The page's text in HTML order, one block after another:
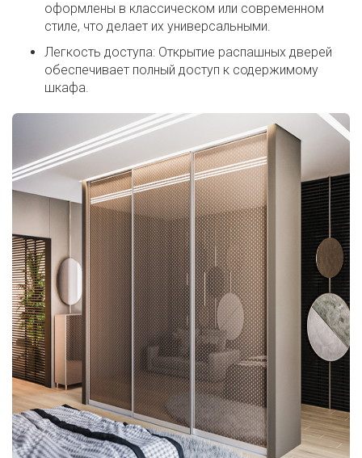
оформлены в классическом или современном
стиле, что делает их универсальными.
Легкость доступа: Открытие распашных дверей
обеспечивает полный доступ к содержимому
шкафа.